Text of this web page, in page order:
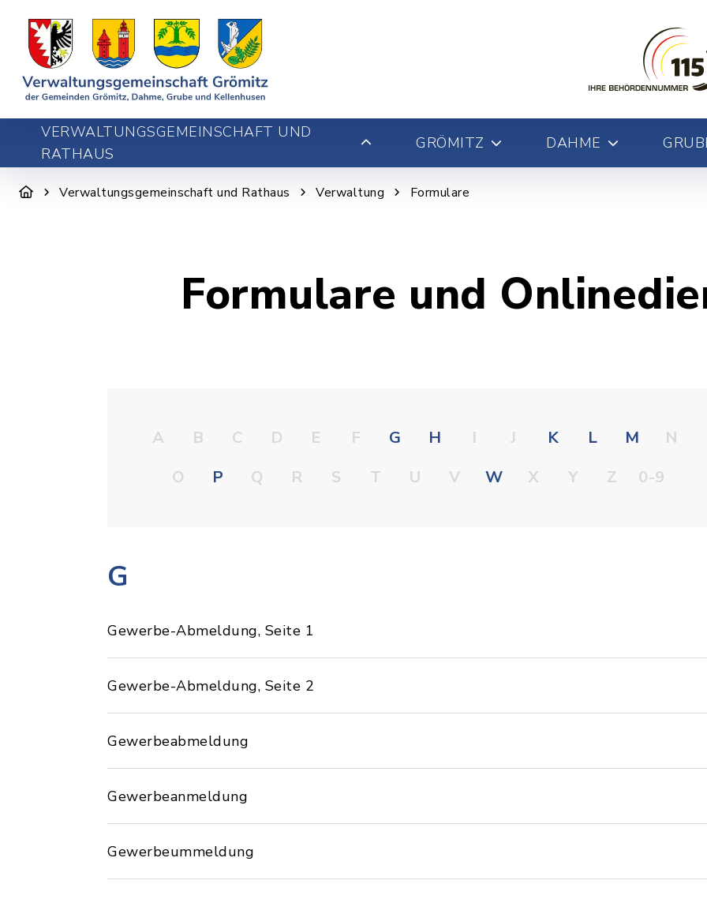
VERWALTUNGSGEMEINSCHAFT UND
RATHAUS
GRÖMITZ DAHME
Verwaltungsgemeinschaft und Rathaus Verwaltung Formulare
Formulare und
A B C D E F G H I J K L M
N
O
P Q R S T U V W X Y Z 0-9
G
Gewerbe-Abmeldung, Seite 1
Gewerbe-Abmeldung, Seite 2
Gewerbeabmeldung
Gewerbeanmeldung
Gewerbeummeldung